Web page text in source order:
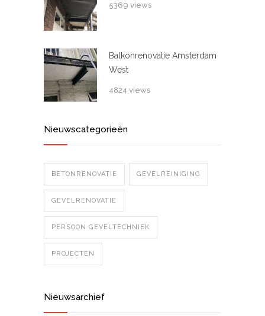
5369 views
Balkonrenovatie Amsterdam
West
4824 views
Nieuwscategorieën
BETONRENOVATIE GEVELREINIGING
GEVELRENOVATIE
PERSOON GEVELTECHNIEK
PROJECTEN
Nieuwsarchief